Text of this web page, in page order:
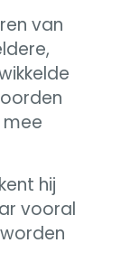
van
hij
vooral